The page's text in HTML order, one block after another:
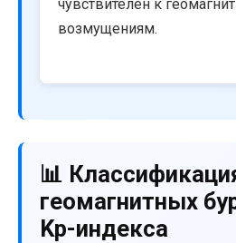
чувствителен к
возмущениям.
📊
геомагнитных
Kp-индекса